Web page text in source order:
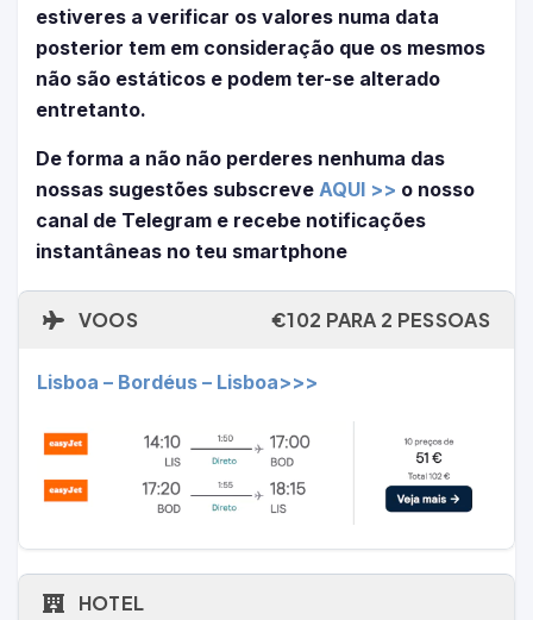
estiveres a verificar os valores numa data
posterior tem em consideração que os mesmos
não são estáticos e podem ter-se alterado
entretanto.
De forma a não não perderes nenhuma das
nossas sugestões subscreve AQUI >> o nosso
canal de Telegram e recebe notificações
instantâneas no teu smartphone
VOOS €102 PARA 2 PESSOAS
Lisboa – Bordéus – Lisboa>>>
HOTEL